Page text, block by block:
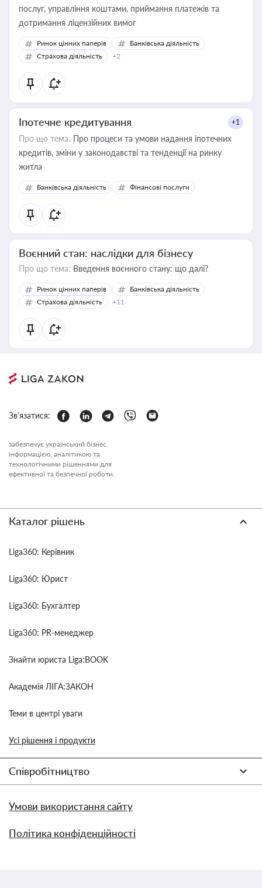
послуг, управління коштами, приймання платежів та
дотримання ліцензійних вимог
Ринок цінних паперів
Банківська діяльність
Страхова діяльність
+2
Іпотечне кредитування +1
Про що тема: Про процеси та умови надання іпотечних
кредитів, зміни у законодавстві та тенденції на ринку
житла
Банківська діяльність Фінансові послуги
Воєнний стан: наслідки для бізнесу
Про що тема: Введення воєнного стану: що далі?
Ринок цінних паперів
Банківська діяльність
Страхова діяльність
+11
Зв'язатися:
забезпечує український бізнес
інформацією, аналітикою та
технологічними рішеннями для
ефективної та безпечної роботи.
Каталог рішень
Liga360: Керівник
Liga360: Юрист
Liga360: Бухгалтер
Liga360: PR-менеджер
Знайти юриста Liga:BOOK
Академія ЛІГА:ЗАКОН
Теми в центрі уваги
Усі рішення і продукти
Співробітництво
Умови використання сайту
Політика конфіденційності